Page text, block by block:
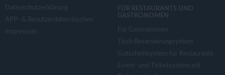
Datenschutzerklärung
APP- & Benutzerdaten löschen
Impressum
FÜR RESTAURANTS UND
GASTRONOMEN
Für Gastronomen
Tisch Reservierungsystem
Gutscheinsystem für Restaurants
Event- und Ticketsystem mit